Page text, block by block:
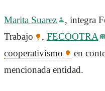
Marita Suarez , integra
Trabajo
, FECOOTRA
cooperativismo
en
mencionada entidad.